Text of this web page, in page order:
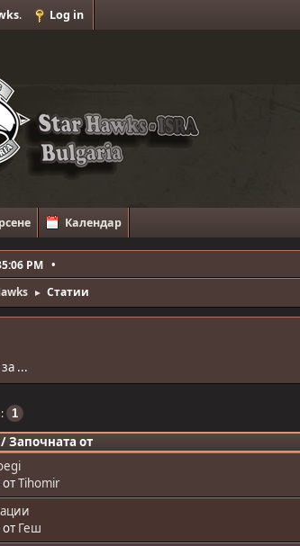
. Log in
Календар
PM
► Статии
...
1
/Започната от
отTihomir
Геш